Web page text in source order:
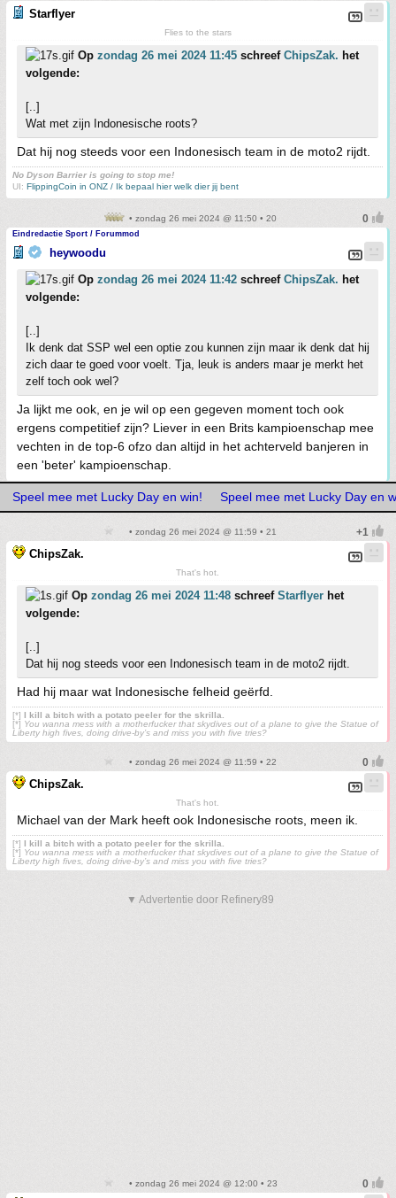
Starflyer
Flies to the stars
Op zondag 26 mei 2024 11:45 schreef ChipsZak. het
volgende:
[..]
Wat met zijn Indonesische roots?
Dat hij nog steeds voor een Indonesisch team in de moto2 rijdt.
No Dyson Barrier is going to stop me!
UI: FlippingCoin in ONZ / Ik bepaal hier welk dier jij bent
• zondag 26 mei 2024 @ 11:50 • 20
Eindredactie Sport / Forummod
heywoodu
Op zondag 26 mei 2024 11:42 schreef ChipsZak. het
volgende:
[..]
Ik denk dat SSP wel een optie zou kunnen zijn maar ik denk dat hij
zich daar te goed voor voelt. Tja, leuk is anders maar je merkt het
zelf toch ook wel?
Ja lijkt me ook, en je wil op een gegeven moment toch ook
ergens competitief zijn? Liever in een Brits kampioenschap mee
vechten in de top-6 ofzo dan altijd in het achterveld banjeren in
een 'beter' kampioenschap.
Speel mee met Lucky Day en win! Speel mee met Lucky Day en
• zondag 26 mei 2024 @ 11:59 • 21
ChipsZak.
That's hot.
Op zondag 26 mei 2024 11:48 schreef Starflyer het
volgende:
[..]
Dat hij nog steeds voor een Indonesisch team in de moto2 rijdt.
Had hij maar wat Indonesische felheid geërfd.
[*] I kill a bitch with a potato peeler for the skrilla.
[*] You wanna mess with a motherfucker that skydives out of a plane to give the Statue of
Liberty high fives, doing drive-by’s and miss you with five tries?
• zondag 26 mei 2024 @ 11:59 • 22
ChipsZak.
That's hot.
Michael van der Mark heeft ook Indonesische roots, meen ik.
[*] I kill a bitch with a potato peeler for the skrilla.
[*] You wanna mess with a motherfucker that skydives out of a plane to give the Statue of
Liberty high fives, doing drive-by’s and miss you with five tries?
▼ Advertentie door Refinery89
• zondag 26 mei 2024 @ 12:00 • 23